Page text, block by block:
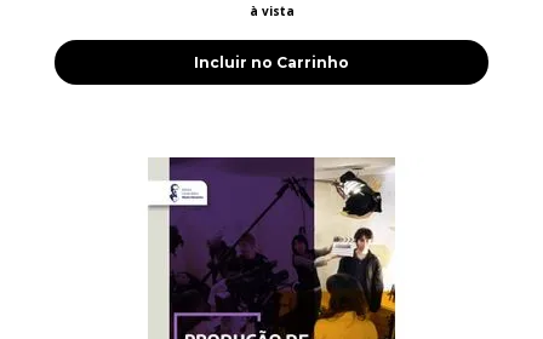
à vista
Incluir no Carrinho